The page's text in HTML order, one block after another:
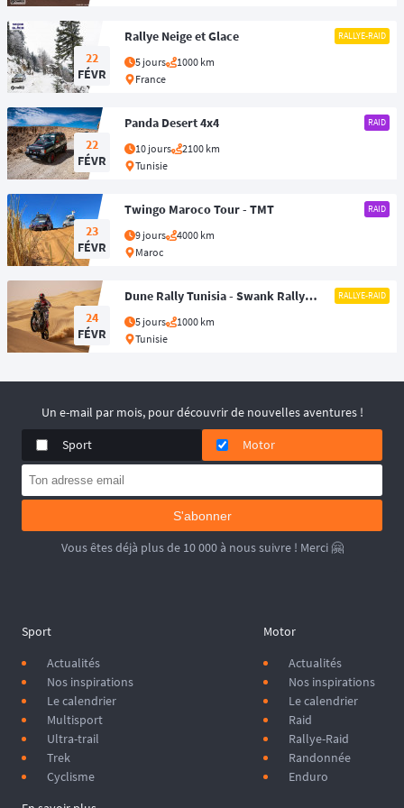
IER
22
FÉVR
IER
Rallye Neige et Glace RALLYE-RAID
5 jours
1000 km
France
22
FÉVR
IER
Panda Desert 4x4 RAID
10 jours
2100 km
Tunisie
23
FÉVR
IER
Twingo Maroco Tour - TMT RAID
9 jours
4000 km
Maroc
24
FÉVR
IER
Dune Rally Tunisia - Swank Rally
RALLYE-RAID
5 jours
1000 km
Tunisie
Un e-mail par mois, pour découvrir de nouvelles aventures !
Sport
Motor
S'abonner
Vous êtes déjà plus de 10 000 à nous suivre ! Merci 🤗
Sport
Actualités
Nos inspirations
Le calendrier
Multisport
Ultra-trail
Trek
Cyclisme
Motor
Actualités
Nos inspirations
Le calendrier
Raid
Rallye-Raid
Randonnée
Enduro